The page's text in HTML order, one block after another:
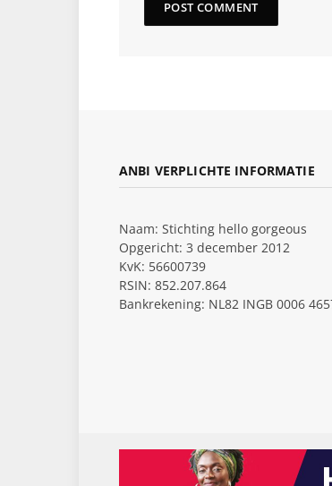
ANBI VERPLICHTE INFORMATIE
Naam: Stichting hello gorgeous
Opgericht: 3 december 2012
KvK: 56600739
RSIN: 852.207.864
Bankrekening: NL82 INGB 0006